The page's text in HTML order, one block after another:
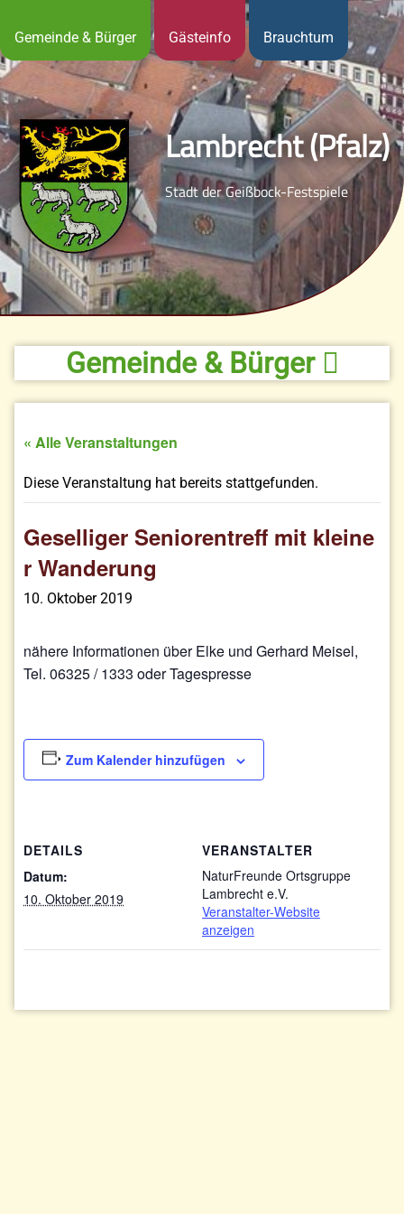
Gemeinde & Bürger Gästeinfo Brauchtum
Lambrecht (Pfalz)
Stadt der Geißbock-Festspiele
Gemeinde & Bürger
« Alle Veranstaltungen
Diese Veranstaltung hat bereits stattgefunden.
Geselliger Seniorentreff mit kleine
r Wanderung
10. Oktober 2019
nähere Informationen über Elke und Gerhard Meisel,
Tel. 06325 / 1333 oder Tagespresse
Zum Kalender hinzufügen
DETAILS
Datum:
10. Oktober 2019
VERANSTALTER
NaturFreunde Ortsgruppe
Lambrecht e.V.
Veranstalter-Website
anzeigen